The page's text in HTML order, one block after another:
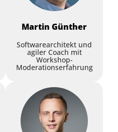
Martin Günther
Softwarearchitekt und
agiler Coach mit
Workshop-
Moderationserfahrung